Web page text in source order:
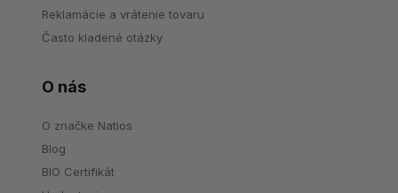
Reklamácie a vrátenie tovaru
Často kladené otázky
O nás
O značke Natios
Blog
BIO Certifikát